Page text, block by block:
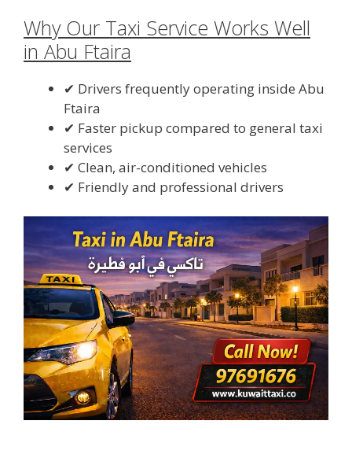
Why Our Taxi Service Works Well
in Abu Ftaira
✔ Drivers frequently operating inside Abu
Ftaira
✔ Faster pickup compared to general taxi
services
✔ Clean, air-conditioned vehicles
✔ Friendly and professional drivers